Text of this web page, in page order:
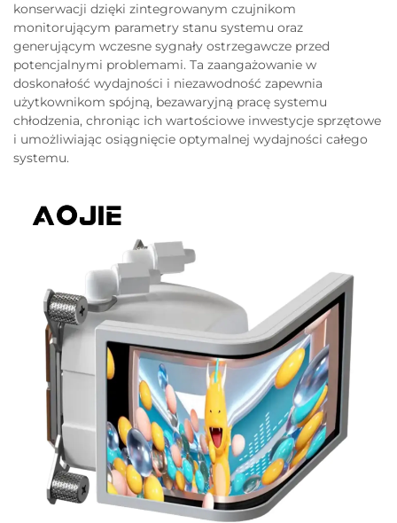
konserwacji dzięki zintegrowanym czujnikom
monitorującym parametry stanu systemu oraz
generującym wczesne sygnały ostrzegawcze przed
potencjalnymi problemami. Ta zaangażowanie w
doskonałość wydajności i niezawodność zapewnia
użytkownikom spójną, bezawaryjną pracę systemu
chłodzenia, chroniąc ich wartościowe inwestycje sprzętowe
i umożliwiając osiągnięcie optymalnej wydajności całego
systemu.